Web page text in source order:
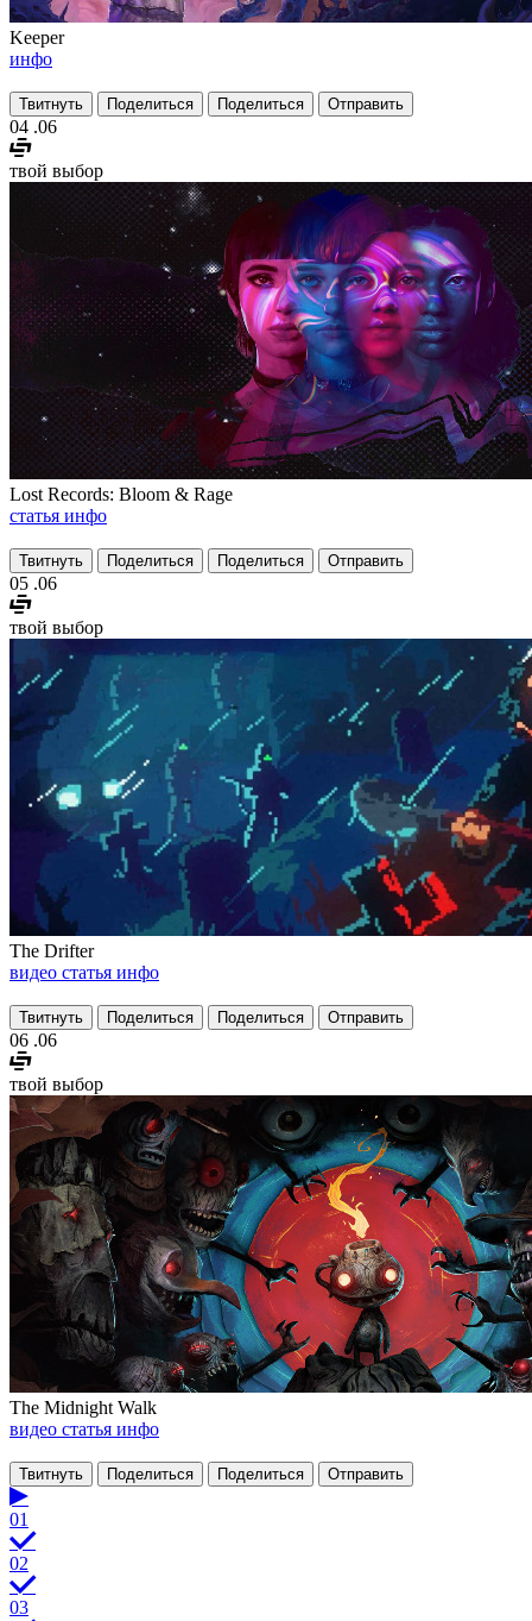
Keeper
инфо
Твитнуть Поделиться Поделиться Отправить
04 .06
твой выбор
Lost Records: Bloom & Rage
статья инфо
Твитнуть Поделиться Поделиться Отправить
05 .06
твой выбор
The Drifter
видео статья инфо
Твитнуть Поделиться Поделиться Отправить
06 .06
твой выбор
The Midnight Walk
видео статья инфо
Твитнуть Поделиться Поделиться Отправить
01
02
03